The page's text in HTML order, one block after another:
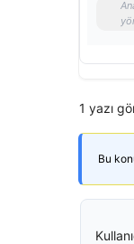
1 yazı
Bu